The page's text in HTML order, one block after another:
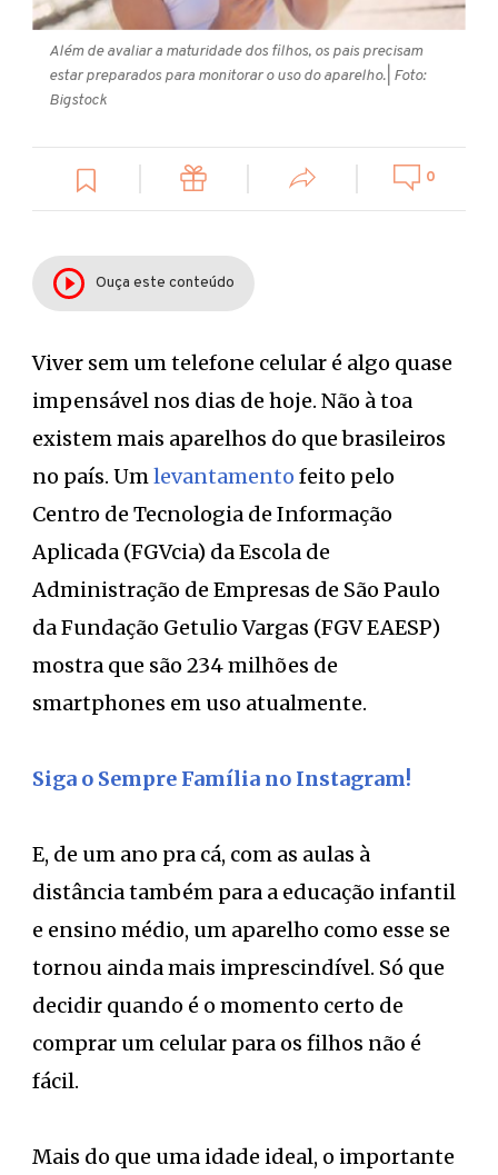
Além de avaliar a maturidade dos filhos, os pais precisam
estar preparados para monitorar o uso do aparelho.| Foto:
Bigstock
0
Ouça este conteúdo
Viver sem um telefone celular é algo quase
impensável nos dias de hoje. Não à toa
existem mais aparelhos do que brasileiros
no país. Umlevantamento feito pelo
Centro de Tecnologia de Informação
Aplicada (FGVcia) da Escola de
Administração de Empresas de São Paulo
da Fundação Getulio Vargas (FGV EAESP)
mostra que são 234 milhões de
smartphones em uso atualmente.
Siga o Sempre Família no Instagram!
E, de um ano pra cá, com as aulas à
distância também para a educação infantil
e ensino médio, um aparelho como esse se
tornou ainda mais imprescindível. Só que
decidir quando é o momento certo de
comprar um celular para os filhos não é
fácil.
Mais do que uma idade ideal, o importante